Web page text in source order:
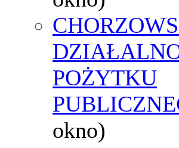
POŻYTKU
okno)